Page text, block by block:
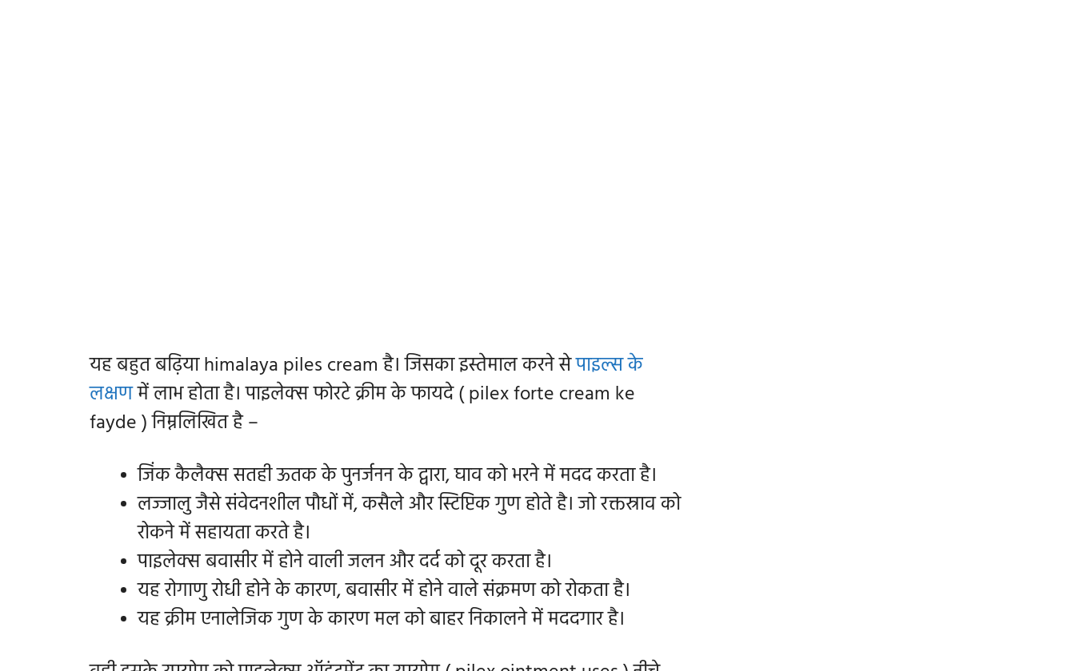
यह बहुत बढ़िया himalaya piles cream है। जिसका इस्तेमाल करने सेपाइल्स के
लक्षणमें लाभ होता है।पाइलेक्स फोरटे क्रीम के फायदे ( pilex forte cream ke
fayde ) निम्नलिखित है –
जिंक कैलैक्स सतही ऊतक के पुनर्जनन के द्वारा, घाव को भरने में मदद करता है।
लज्जालु जैसे संवेदनशील पौधों में, कसैले और स्टिप्टिक गुण होते है। जो रक्तस्राव को
रोकने में सहायता करते है।
पाइलेक्स बवासीर में होने वाली जलन और दर्द को दूर करता है।
यह रोगाणु रोधी होने के कारण, बवासीर में होने वाले संक्रमण को रोकता है।
यह क्रीम एनालेजिक गुण के कारण मल को बाहर निकालने में मददगार है।